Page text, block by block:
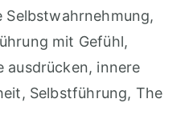
Selbstwahrnehmung,
mit Gefühl,
ausdrücken, innere
, Selbstführung, The